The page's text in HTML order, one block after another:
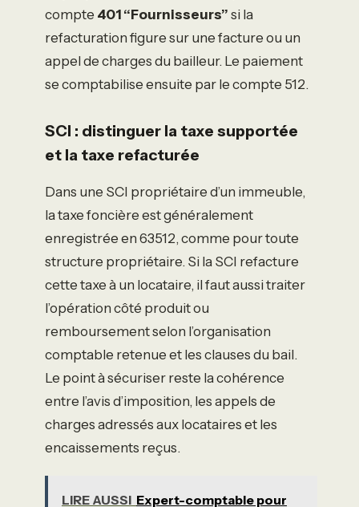
compte 401 “Fournisseurs” si la
refacturation figure sur une facture ou un
appel de charges du bailleur. Le paiement
se comptabilise ensuite par le compte 512.
SCI : distinguer la taxe supportée
et la taxe refacturée
Dans une SCI propriétaire d’un immeuble,
la taxe foncière est généralement
enregistrée en 63512, comme pour toute
structure propriétaire. Si la SCI refacture
cette taxe à un locataire, il faut aussi traiter
l’opération côté produit ou
remboursement selon l’organisation
comptable retenue et les clauses du bail.
Le point à sécuriser reste la cohérence
entre l’avis d’imposition, les appels de
charges adressés aux locataires et les
encaissements reçus.
LIRE AUSSI Expert-comptable pour